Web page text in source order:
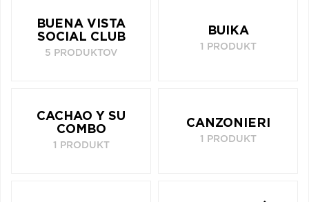
BUENA VISTA
SOCIAL CLUB
5 PRODUKTOV
BUIKA
1 PRODUKT
CACHAO Y SU
COMBO
1 PRODUKT
CANZONIERI
1 PRODUKT